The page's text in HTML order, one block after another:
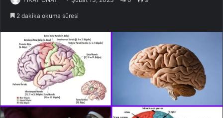
2 dakika okuma süresi